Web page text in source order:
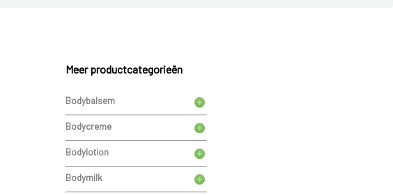
Meer productcategorieën
Bodybalsem
Bodycreme
Bodylotion
Bodymilk